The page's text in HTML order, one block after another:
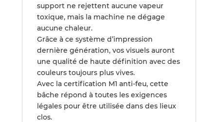
support ne rejettent aucune vapeur
toxique, mais la machine ne dégage
aucune chaleur.
Grâce à ce système d’impression
dernière génération, vos visuels auront
une qualité de haute définition avec des
couleurs toujours plus vives.
Avec la certification M1 anti-feu, cette
bâche répond à toutes les exigences
légales pour être utilisée dans des lieux
clos.